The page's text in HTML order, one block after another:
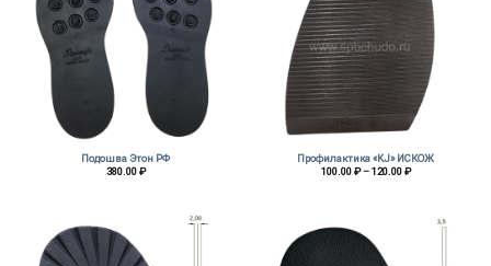
Подошва Этон РФ
380.00₽
Профилактика «KJ» ИСКОЖ
100.00₽ – 120.00₽Диапазон